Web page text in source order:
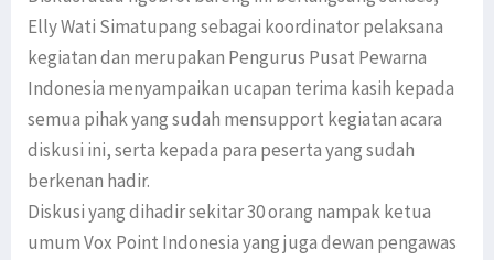
Elly Wati Simatupang sebagai koordinator pelaksana
kegiatan dan merupakan Pengurus Pusat Pewarna
Indonesia menyampaikan ucapan terima kasih kepada
semua pihak yang sudah mensupport kegiatan acara
diskusi ini, serta kepada para peserta yang sudah
berkenan hadir.
Diskusi yang dihadir sekitar 30 orang nampak ketua
umum Vox Point Indonesia yang juga dewan pengawas